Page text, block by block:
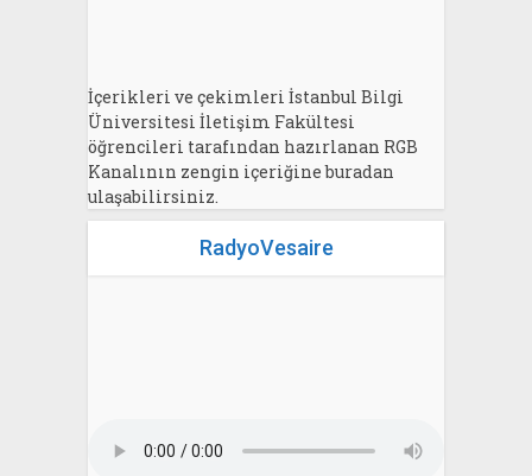
İçerikleri ve çekimleri İstanbul Bilgi
Üniversitesi İletişim Fakültesi
öğrencileri tarafından hazırlanan RGB
Kanalının zengin içeriğine buradan
ulaşabilirsiniz.
RadyoVesaire